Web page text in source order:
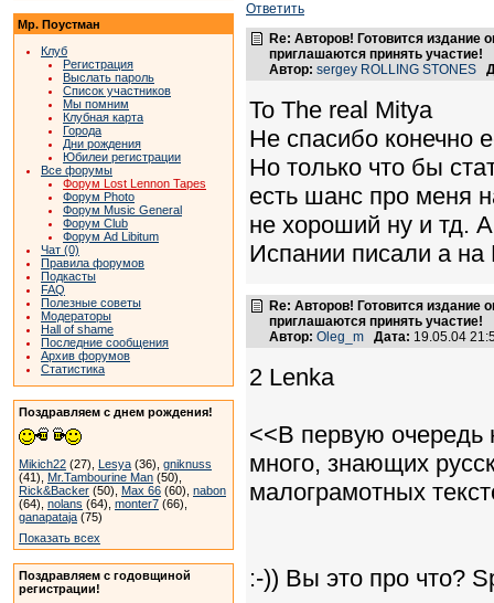
Мр. Поустман
Клуб
Регистрация
Выслать пароль
Список участников
Мы помним
Клубная карта
Города
Дни рождения
Юбилеи регистрации
Все форумы
Форум Lost Lennon Tapes
Форум Photo
Форум Music General
Форум Club
Форум Ad Libitum
Чат (0)
Правила форумов
Подкасты
FAQ
Полезные советы
Модераторы
Hall of shame
Последние сообщения
Архив форумов
Статистика
Поздравляем с днем рождения!
Mikich22 (27), Lesya (36), gniknuss
(41), Mr.Tambourine Man (50),
Rick&Backer (50), Max 66 (60), nabon
(64), nolans (64), monter7 (66),
ganapataja (75)
Показать всех
Поздравляем с годовщиной
регистрации!
Ответить
Re: Авторов! Готовится
приглашаются принять участие!
Автор: sergey ROLLING STONES
То The real Mitya
Не спасибо конечно
Но только что бы
есть шанс про меня
не хороший ну и тд.
Испании писали а
Re: Авторов! Готовится
приглашаются принять участие!
Автор: Oleg_m Дата: 19.05.04
2 Lenka
<<В первую очередь
много, знающих
малограмотных
:-)) Вы это про что?